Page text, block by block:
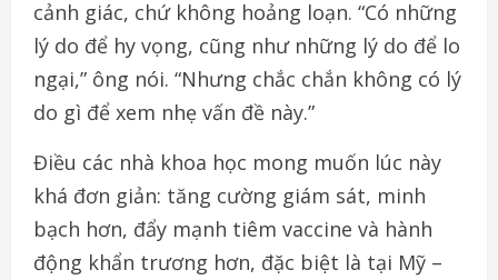
cảnh giác, chứ không hoảng loạn. “Có những
lý do để hy vọng, cũng như những lý do để lo
ngại,” ông nói. “Nhưng chắc chắn không có lý
do gì để xem nhẹ vấn đề này.”
Điều các nhà khoa học mong muốn lúc này
khá đơn giản: tăng cường giám sát, minh
bạch hơn, đẩy mạnh tiêm vaccine và hành
động khẩn trương hơn, đặc biệt là tại Mỹ –